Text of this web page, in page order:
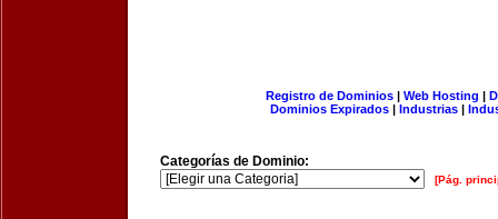
Registro de Dominios| Web Hosting |
Dominios Expirados | Industrias |
Categorías de Dominio:
[Pág.